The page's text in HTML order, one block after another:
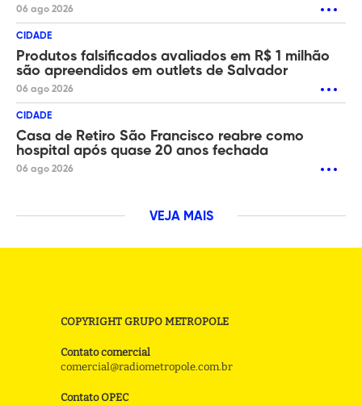
06 ago 2026
CIDADE
Produtos falsificados avaliados em R$ 1 milhão
são apreendidos em outlets de Salvador
06 ago 2026
CIDADE
Casa de Retiro São Francisco reabre como
hospital após quase 20 anos fechada
06 ago 2026
VEJA MAIS
COPYRIGHT GRUPO METROPOLE
Contato comercial
comercial@radiometropole.com.br
Contato OPEC